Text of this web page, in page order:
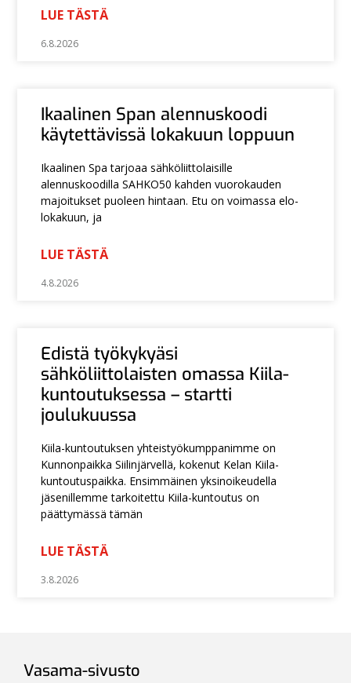
LUE TÄSTÄ
6.8.2026
Ikaalinen Span alennuskoodi
käytettävissä lokakuun loppuun
Ikaalinen Spa tarjoaa sähköliittolaisille
alennuskoodilla SAHKO50 kahden vuorokauden
majoitukset puoleen hintaan. Etu on voimassa elo-
lokakuun, ja
LUE TÄSTÄ
4.8.2026
Edistä työkykyäsi
sähköliittolaisten omassa Kiila-
kuntoutuksessa – startti
joulukuussa
Kiila-kuntoutuksen yhteistyökumppanimme on
Kunnonpaikka Siilinjärvellä, kokenut Kelan Kiila-
kuntoutuspaikka. Ensimmäinen yksinoikeudella
jäsenillemme tarkoitettu Kiila-kuntoutus on
päättymässä tämän
LUE TÄSTÄ
3.8.2026
Vasama-sivusto